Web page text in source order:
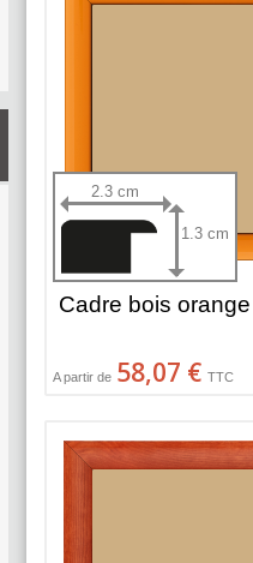
2.3 cm
1.3 cm
Cadre bois
A partir de 58,07 € TTC